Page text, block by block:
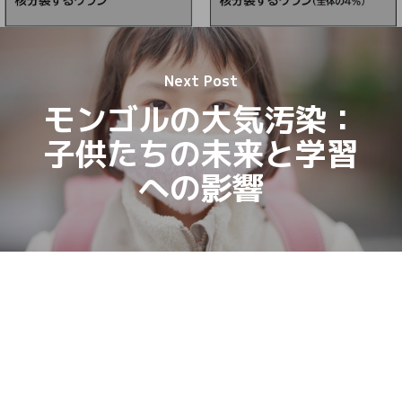
Next Post
モンゴルの大気汚染：
子供たちの未来と学習
への影響